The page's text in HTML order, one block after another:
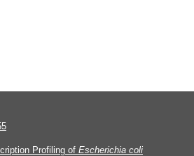
Profiling of Escherichia coli